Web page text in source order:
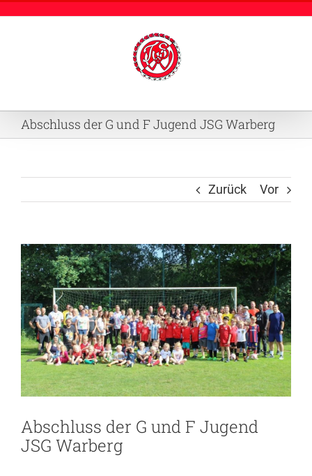
Abschluss der G und F Jugend JSG Warberg
Zurück Vor
Zeige
grösseres
Bild
Abschluss der G und F Jugend
JSG Warberg